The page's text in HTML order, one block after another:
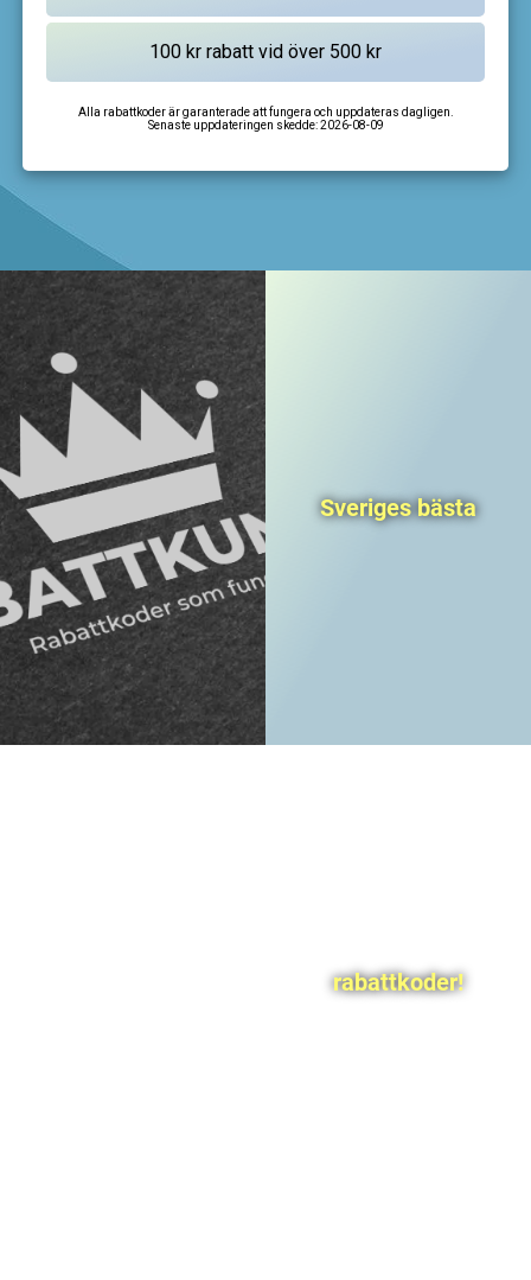
Alla rabattkoder är garanterade att fungera och uppdateras dagligen.
Senaste uppdateringen skedde:2026-08-09
Sveriges bästa
rabattkoder!